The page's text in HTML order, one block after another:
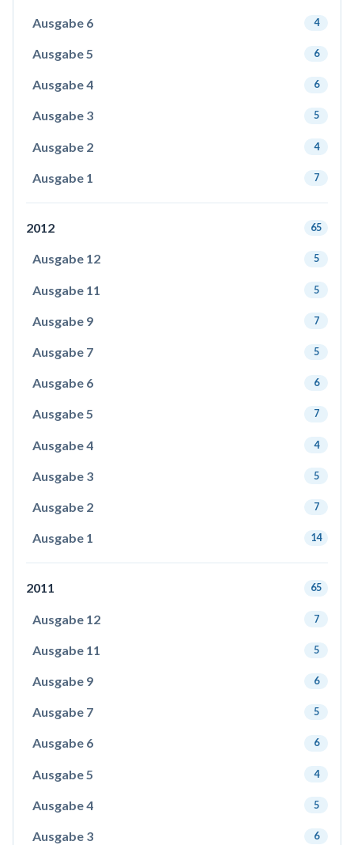
Ausgabe 6 4
Ausgabe 5 6
Ausgabe 4 6
Ausgabe 3 5
Ausgabe 2 4
Ausgabe 1 7
2012 65
Ausgabe 12 5
Ausgabe 11 5
Ausgabe 9 7
Ausgabe 7 5
Ausgabe 6 6
Ausgabe 5 7
Ausgabe 4 4
Ausgabe 3 5
Ausgabe 2 7
Ausgabe 1 14
2011 65
Ausgabe 12 7
Ausgabe 11 5
Ausgabe 9 6
Ausgabe 7 5
Ausgabe 6 6
Ausgabe 5 4
Ausgabe 4 5
Ausgabe 3 6